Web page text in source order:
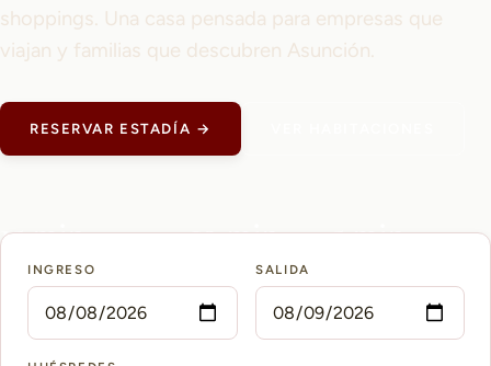
shoppings. Una casa pensada para empresas que
viajan y familias que descubren Asunción.
RESERVAR ESTADÍA →
15 min
AEROPUERTO PETTIROSSI
10 min
CASCO HISTÓRICO
5 min
INGRESO SALIDA